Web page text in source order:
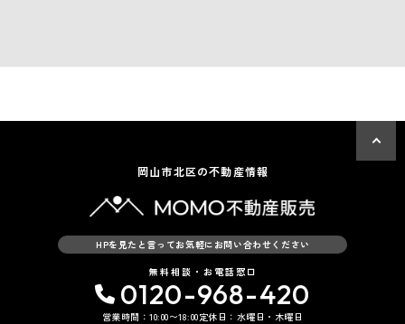
岡山市北区の不動産情報
HPを見たと言ってお気軽にお問い合わせください
無料相談・お電話窓口
0120-968-420
営業時間：10:00〜18:00定休日：水曜日・木曜日